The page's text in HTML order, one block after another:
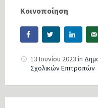
Κοινοποίηση
13 Ιουνίου 2023 in
Σχολικών Επιτροπών